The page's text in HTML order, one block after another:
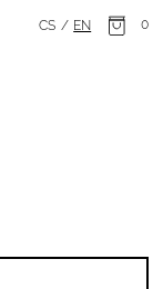
CS EN 0